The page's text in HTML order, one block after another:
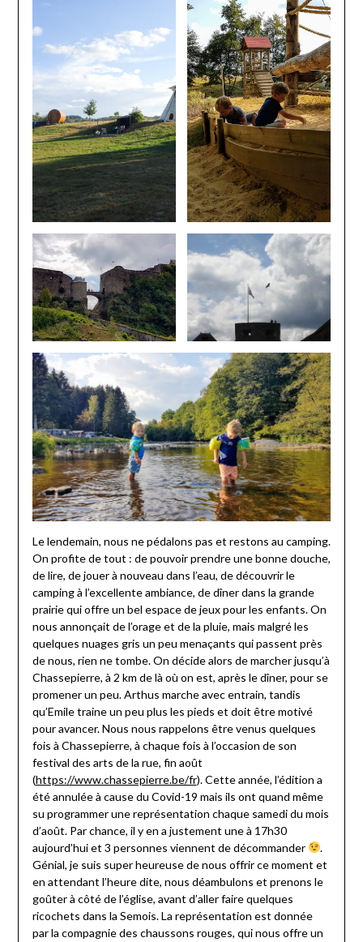
Le lendemain, nous ne pédalons pas et restons au camping.
On profite de tout : de pouvoir prendre une bonne douche,
de lire, de jouer à nouveau dans l’eau, de découvrir le
camping à l’excellente ambiance, de dîner dans la grande
prairie qui offre un bel espace de jeux pour les enfants. On
nous annonçait de l’orage et de la pluie, mais malgré les
quelques nuages gris un peu menaçants qui passent près
de nous, rien ne tombe. On décide alors de marcher jusqu’à
Chassepierre, à 2 km de là où on est, après le dîner, pour se
promener un peu. Arthus marche avec entrain, tandis
qu’Emile traine un peu plus les pieds et doit être motivé
pour avancer. Nous nous rappelons être venus quelques
fois à Chassepierre, à chaque fois à l’occasion de son
festival des arts de la rue, fin août
(https://www.chassepierre.be/fr). Cette année, l’édition a
été annulée à cause du Covid-19 mais ils ont quand même
su programmer une représentation chaque samedi du mois
d’août. Par chance, il y en a justement une à 17h30
aujourd’hui et 3 personnes viennent de décommander
.
Génial, je suis super heureuse de nous offrir ce moment et
en attendant l’heure dite, nous déambulons et prenons le
goûter à côté de l’église, avant d’aller faire quelques
ricochets dans la Semois. La représentation est donnée
par la compagnie des chaussons rouges, qui nous offre un